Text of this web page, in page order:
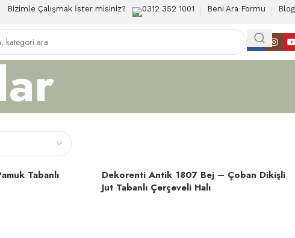
Bizimle Çalışmak İster misiniz? 0312 352 1001 Beni Ara Formu Blog
Tabanlı
Dekorenti Antik 1807 Bej – Çoban Dikişli
Jut Tabanlı Çerçeveli Halı